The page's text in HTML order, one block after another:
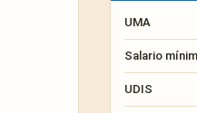
UMA
Salario
UDIS